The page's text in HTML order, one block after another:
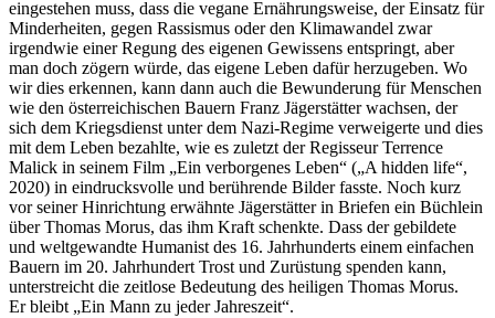
eingestehen muss, dass die vegane Ernährungsweise, der Einsatz für
Minderheiten, gegen Rassismus oder den Klimawandel zwar
irgendwie einer Regung des eigenen Gewissens entspringt, aber
man doch zögern würde, das eigene Leben dafür herzugeben. Wo
wir dies erkennen, kann dann auch die Bewunderung für Menschen
wie den österreichischen Bauern Franz Jägerstätter wachsen, der
sich dem Kriegsdienst unter dem Nazi-Regime verweigerte und dies
mit dem Leben bezahlte, wie es zuletzt der Regisseur Terrence
Malick in seinem Film „Ein verborgenes Leben“ („A hidden life“,
2020) in eindrucksvolle und berührende Bilder fasste. Noch kurz
vor seiner Hinrichtung erwähnte Jägerstätter in Briefen ein Büchlein
über Thomas Morus, das ihm Kraft schenkte. Dass der gebildete
und weltgewandte Humanist des 16. Jahrhunderts einem einfachen
Bauern im 20. Jahrhundert Trost und Zurüstung spenden kann,
unterstreicht die zeitlose Bedeutung des heiligen Thomas Morus.
Er bleibt „Ein Mann zu jeder Jahreszeit“.